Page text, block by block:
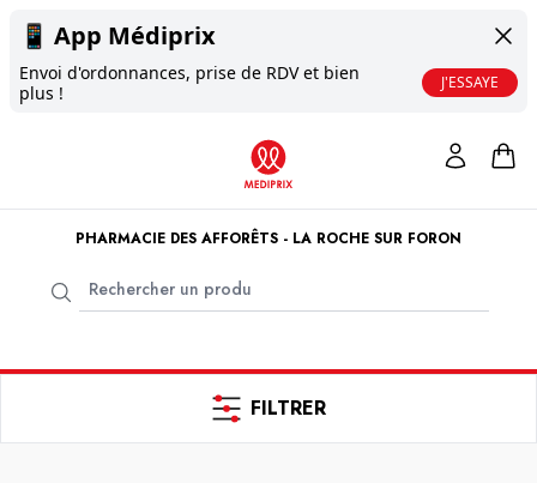
📱 App Médiprix
Envoi d'ordonnances, prise de RDV et bien
plus !
J'ESSAYE
PHARMACIE DES AFFORÊTS - LA ROCHE SUR FORON
FILTRER